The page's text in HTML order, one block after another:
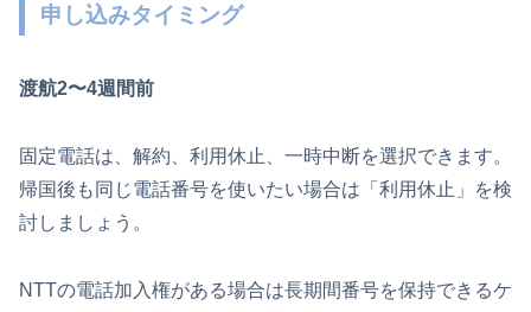
申し込みタイミング
渡航2〜4週間前
固定電話は、解約、利用休止、一時中断を選択できます。
帰国後も同じ電話番号を使いたい場合は「利用休止」を検
討しましょう。
NTTの電話加入権がある場合は長期間番号を保持できるケ